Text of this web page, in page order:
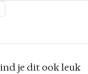
je dit ook leuk